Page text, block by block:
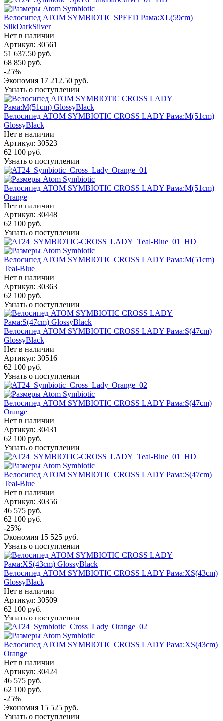
Велосипед ATOM SYMBIOTIC SPEED Рама:XL(59cm)
SilkDarkSilver
Нет в наличии
Артикул: 30561
51 637.50 руб.
68 850 руб.
-25%
Экономия 17 212.50 руб.
Узнать о поступлении
Велосипед ATOM SYMBIOTIC CROSS LADY Рама:M(51cm)
GlossyBlack
Нет в наличии
Артикул: 30523
62 100 руб.
Узнать о поступлении
Велосипед ATOM SYMBIOTIC CROSS LADY Рама:M(51cm)
Orange
Нет в наличии
Артикул: 30448
62 100 руб.
Узнать о поступлении
Велосипед ATOM SYMBIOTIC CROSS LADY Рама:M(51cm)
Teal-Blue
Нет в наличии
Артикул: 30363
62 100 руб.
Узнать о поступлении
Велосипед ATOM SYMBIOTIC CROSS LADY Рама:S(47cm)
GlossyBlack
Нет в наличии
Артикул: 30516
62 100 руб.
Узнать о поступлении
Велосипед ATOM SYMBIOTIC CROSS LADY Рама:S(47cm)
Orange
Нет в наличии
Артикул: 30431
62 100 руб.
Узнать о поступлении
Велосипед ATOM SYMBIOTIC CROSS LADY Рама:S(47cm)
Teal-Blue
Нет в наличии
Артикул: 30356
46 575 руб.
62 100 руб.
-25%
Экономия 15 525 руб.
Узнать о поступлении
Велосипед ATOM SYMBIOTIC CROSS LADY Рама:XS(43cm)
GlossyBlack
Нет в наличии
Артикул: 30509
62 100 руб.
Узнать о поступлении
Велосипед ATOM SYMBIOTIC CROSS LADY Рама:XS(43cm)
Orange
Нет в наличии
Артикул: 30424
46 575 руб.
62 100 руб.
-25%
Экономия 15 525 руб.
Узнать о поступлении